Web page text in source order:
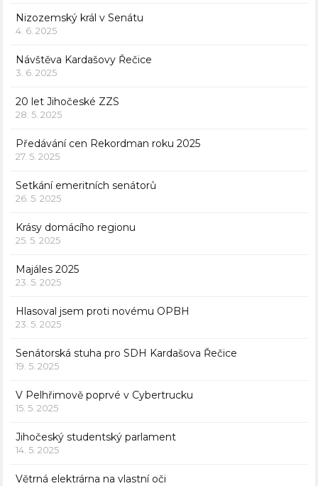
Nizozemský král v Senátu
4. 6. 2025
Návštěva Kardašovy Řečice
3. 6. 2025
20 let Jihočeské ZZS
28. 5. 2025
Předávání cen Rekordman roku 2025
27. 5. 2025
Setkání emeritních senátorů
26. 5. 2025
Krásy domácího regionu
25. 5. 2025
Majáles 2025
23. 5. 2025
Hlasoval jsem proti novému OPBH
23. 5. 2025
Senátorská stuha pro SDH Kardašova Řečice
19. 5. 2025
V Pelhřimově poprvé v Cybertrucku
15. 5. 2025
Jihočeský studentský parlament
14. 5. 2025
Větrná elektrárna na vlastní oči